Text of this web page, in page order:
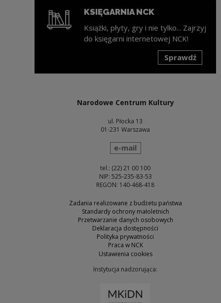
KSIĘGARNIA NCK
Książki, płyty, gry i nie tylko... Zajrzyj
do księgarni internetowej NCK!
Sprawdź
Narodowe Centrum Kultury
ul. Płocka 13
01-231 Warszawa
wyślij wiadomość
e-mail
tel.: (22) 21 00 100
NIP: 525-235-83-53
REGON: 140-468-418
Zadania realizowane z budżetu państwa
Standardy ochrony małoletnich
Przetwarzanie danych osobowych
Deklaracja dostępności
Polityka prywatności
Praca w NCK
Ustawienia cookies
Instytucja nadzorująca: